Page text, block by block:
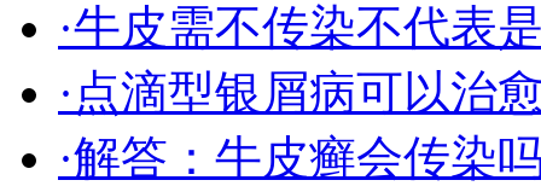
·牛皮需不传染不代表
·点滴型银屑病可以治
·解答：牛皮癣会传染